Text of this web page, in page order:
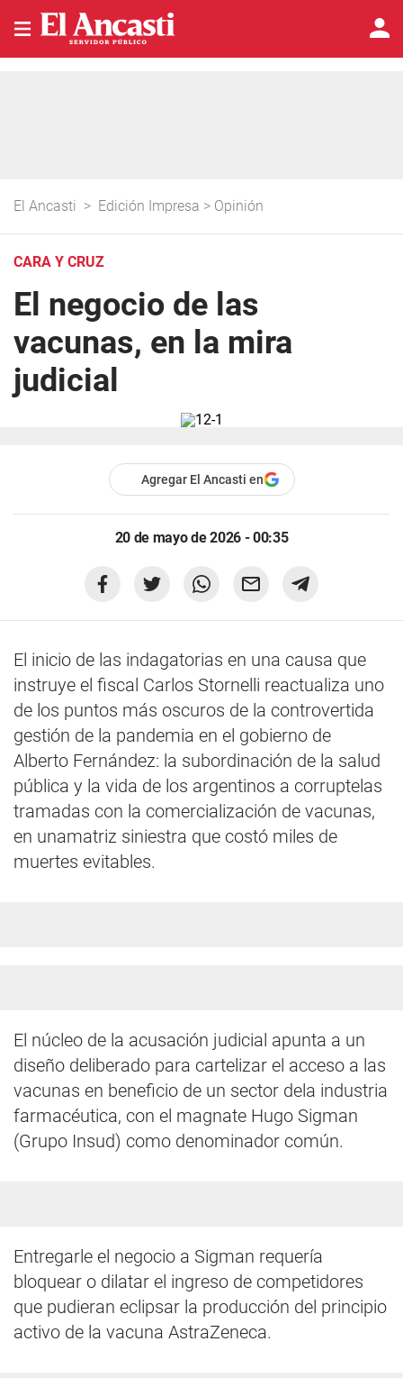
El Ancasti > Edición Impresa > Opinión
CARA Y CRUZ
El negocio de las
vacunas, en la mira
judicial
Agregar El Ancasti en
20 de mayo de 2026 - 00:35
El inicio de las indagatorias en una causa que
instruye el fiscal Carlos Stornelli reactualiza uno
de los puntos más oscuros de la controvertida
gestión de la pandemia en el gobierno de
Alberto Fernández: la subordinación de la salud
pública y la vida de los argentinos a corruptelas
tramadas con la comercialización de vacunas,
en unamatriz siniestra que costó miles de
muertes evitables.
El núcleo de la acusación judicial apunta a un
diseño deliberado para cartelizar el acceso a las
vacunas en beneficio de un sector dela industria
farmacéutica, con el magnate Hugo Sigman
(Grupo Insud) como denominador común.
Entregarle el negocio a Sigman requería
bloquear o dilatar el ingreso de competidores
que pudieran eclipsar la producción del principio
activo de la vacuna AstraZeneca.